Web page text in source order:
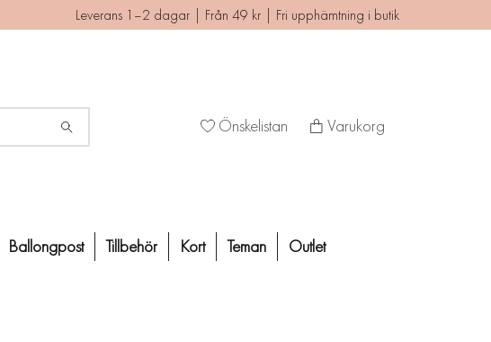
Leverans 1–2 dagar | Från 49 kr | Fri upphämtning i butik
Önskelistan Varukorg
Ballongpost Tillbehör Kort Teman Outlet